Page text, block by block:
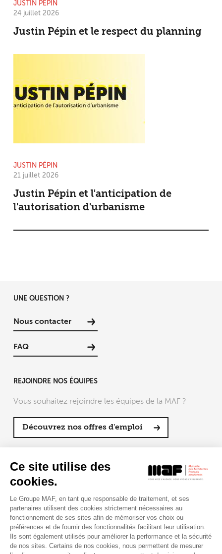
Ce site utilise des
cookies.
Le Groupe MAF, en tant que responsable de traitement, et ses
partenaires utilisent des cookies strictement nécessaires au
fonctionnement de ses sites afin de mémoriser vos choix ou
préférences et de fournir des fonctionnalités facilitant leur utilisation.
Ils sont également utilisés pour améliorer la performance et la sécurité
de nos sites. Certains de nos cookies, nous permettent de mesurer
JUSTIN PÉPIN
24 juillet 2026
Justin Pépin et le respect du planning
JUSTIN PÉPIN
21 juillet 2026
Justin Pépin et l'anticipation de
l'autorisation d'urbanisme
UNE QUESTION ?
Nous contacter
FAQ
REJOINDRE NOS ÉQUIPES
Vous souhaitez rejoindre les équipes de la MAF ?
Découvrez nos offres d'emploi
RETROUVEZ-NOUS SUR :